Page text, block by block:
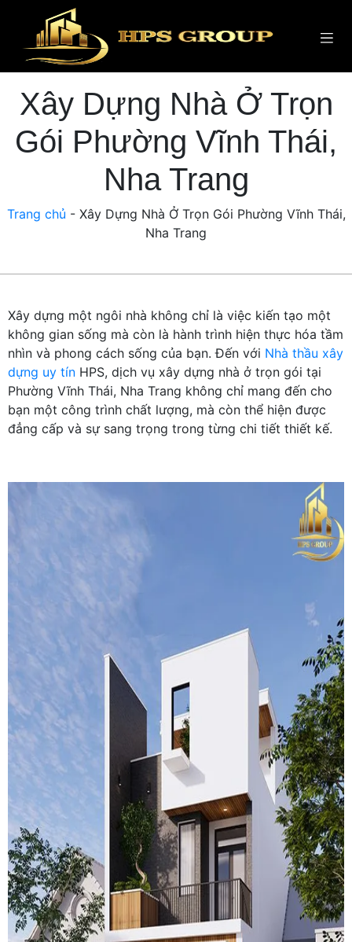
Xây Dựng Nhà Ở Trọn
Gói Phường Vĩnh Thái,
Nha Trang
Trang chủ - Xây Dựng Nhà Ở Trọn Gói Phường Vĩnh Thái,
Nha Trang
Xây dựng một ngôi nhà không chỉ là việc kiến tạo một
không gian sống mà còn là hành trình hiện thực hóa tầm
nhìn và phong cách sống của bạn. Đến với Nhà thầu xây
dựng uy tín HPS, dịch vụ xây dựng nhà ở trọn gói tại
Phường Vĩnh Thái, Nha Trang không chỉ mang đến cho
bạn một công trình chất lượng, mà còn thể hiện được
đẳng cấp và sự sang trọng trong từng chi tiết thiết kế.